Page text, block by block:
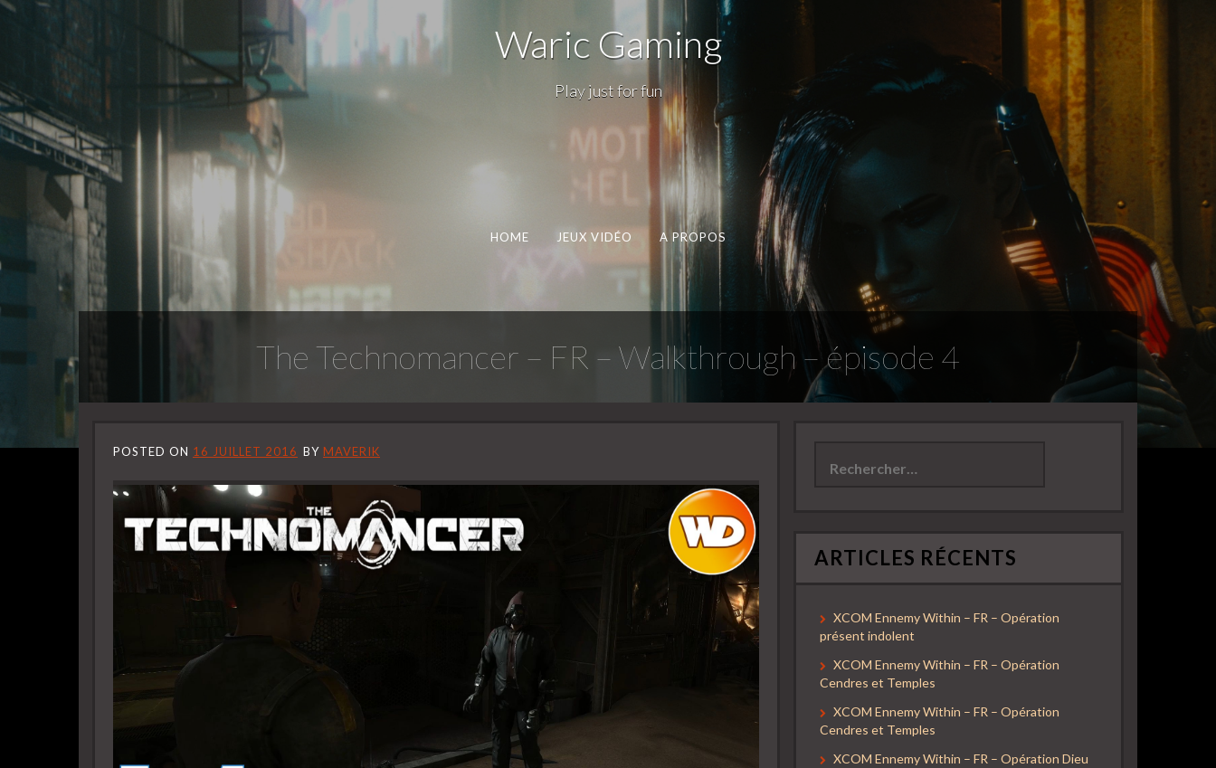
Waric Gaming
Play just for fun
HOME JEUX VIDÉO A PROPOS
The Technomancer – FR – Walkthrough – épisode 4
POSTED ON 16 JUILLET 2016 BY MAVERIK
ARTICLES RÉCENTS
XCOM Ennemy Within – FR – Opération
présent indolent
XCOM Ennemy Within – FR – Opération
Cendres et Temples
XCOM Ennemy Within – FR – Opération
Cendres et Temples
XCOM Ennemy Within – FR – Opération Dieu